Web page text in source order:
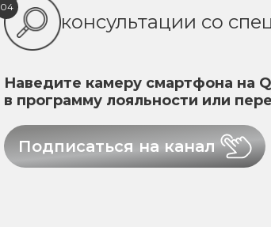
04
консультации со
Наведите камеру смартфона на
в программу лояльности или
Подписаться на канал